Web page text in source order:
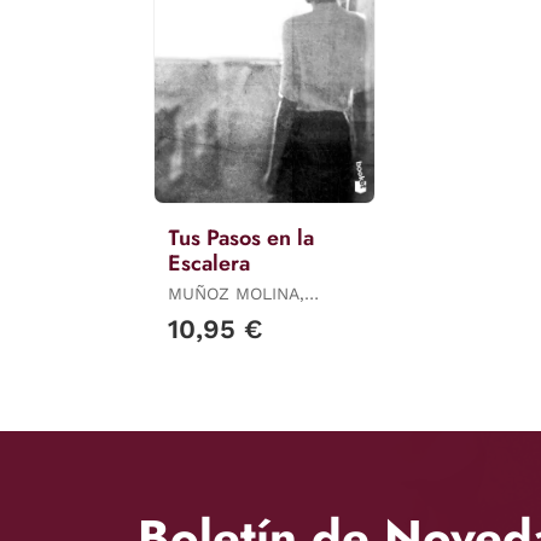
Tus Pasos en la
Escalera
MUÑOZ MOLINA,
10,95 €